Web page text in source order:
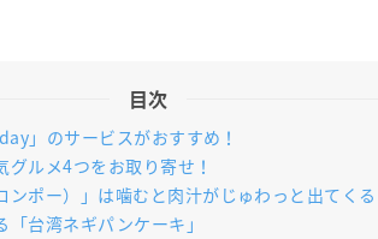
目次
」のサービスがおすすめ！
グルメ4つをお取り寄せ！
ンポー）」は噛むと肉汁がじゅわっと出てくる
台湾ネギパンケーキ」